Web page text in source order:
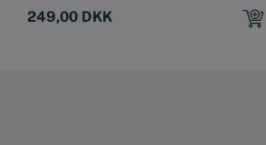
249,00 DKK